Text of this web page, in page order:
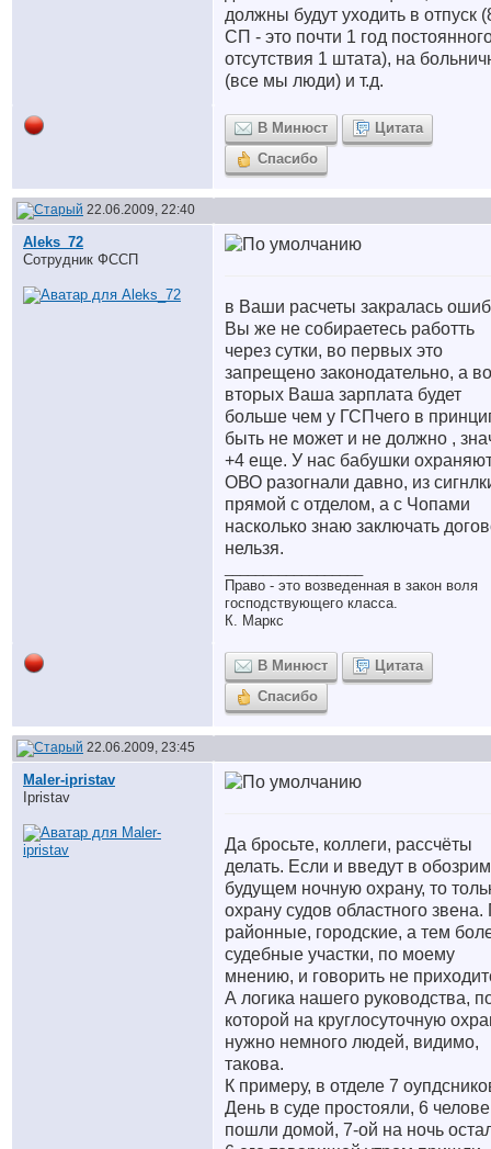
должны будут уходить в отпуск
СП - это почти 1 год
отсутствия 1 штата), на
(все мы люди) и т.д.
В Минюст
Цитата
Спасибо
22.06.2009, 22:40
Aleks_72
Сотрудник ФССП
в Ваши расчеты закралась
Вы же не собираетесь работть
через сутки, во первых это
запрещено законодательно, а во
вторых Ваша зарплата будет
больше чем у ГСПчего в
быть не может и не должно ,
+4 еще. У нас бабушки
ОВО разогнали давно, из
прямой с отделом, а с Чопами
насколько знаю заключать
нельзя.
Право - это возведенная в закон воля
господствующего класса.
К. Маркс
В Минюст
Цитата
Спасибо
22.06.2009, 23:45
Maler-ipristav
Ipristav
Да бросьте, коллеги, рассчёты
делать. Если и введут в
будущем ночную охрану, то
охрану судов областного
районные, городские, а тем
судебные участки, по моему
мнению, и говорить не
А логика нашего руководства,
которой на круглосуточную
нужно немного людей, видимо,
такова.
К примеру, в отделе 7
День в суде простояли, 6
пошли домой, 7-ой на ночь